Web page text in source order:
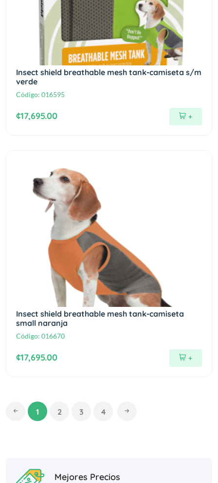
Insect shield breathable mesh tank-camiseta s/m
verde
Código: 016595
¢17,695.00 +
Insect shield breathable mesh tank-camiseta
small naranja
Código: 016670
¢17,695.00 +
1 2 3 4
Mejores Precios